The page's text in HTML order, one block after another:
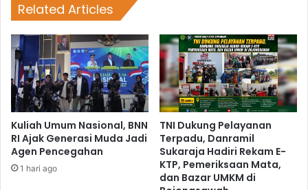
Related Articles
Kuliah Umum Nasional, BNN
RI Ajak Generasi Muda Jadi
Agen Pencegahan
1 hari ago
TNI Dukung Pelayanan
Terpadu, Danramil
Sukaraja Hadiri Rekam E-
KTP, Pemeriksaan Mata,
dan Bazar UMKM di